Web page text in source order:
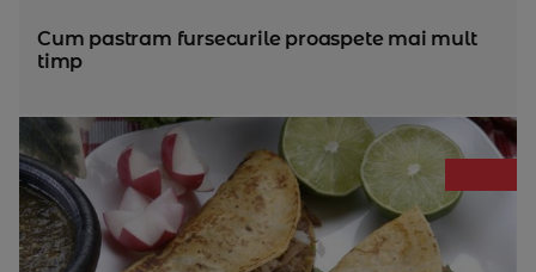
Cum pastram fursecurile proaspete mai mult
timp